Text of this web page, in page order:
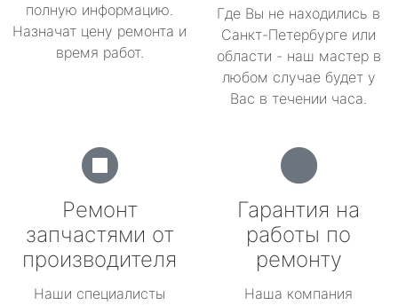
полную информацию.
Назначат цену ремонта и
время работ.
Где Вы не находились в
Санкт-Петербурге или
области - наш мастер в
любом случае будет у
Вас в течении часа.
Ремонт
запчастями от
производителя
Наши специалисты
Гарантия на
работы по
ремонту
Наша компания